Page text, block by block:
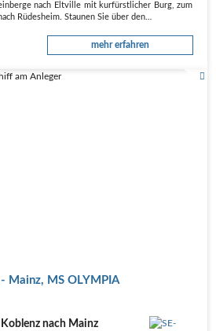
nach Eltville mit kurfürstlicher Burg, zum
Rüdesheim. Staunen Sie über den…
mehr erfahren
am Anleger
Mainz, MS OLYMPIA
nach Mainz